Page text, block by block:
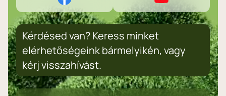
Kérdésed van? Keress minket
elérhetőségeink bármelyikén, vagy
kérj visszahívást.